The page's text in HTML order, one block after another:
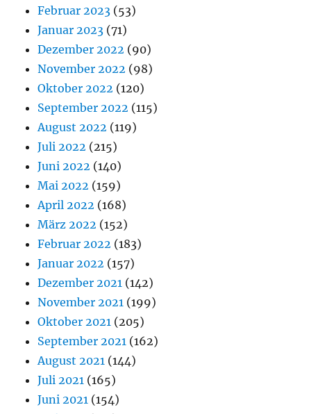
Februar 2023 (53)
Januar 2023 (71)
Dezember 2022 (90)
November 2022 (98)
Oktober 2022 (120)
September 2022 (115)
August 2022 (119)
Juli 2022 (215)
Juni 2022 (140)
Mai 2022 (159)
April 2022 (168)
März 2022 (152)
Februar 2022 (183)
Januar 2022 (157)
Dezember 2021 (142)
November 2021 (199)
Oktober 2021 (205)
September 2021 (162)
August 2021 (144)
Juli 2021 (165)
Juni 2021 (154)